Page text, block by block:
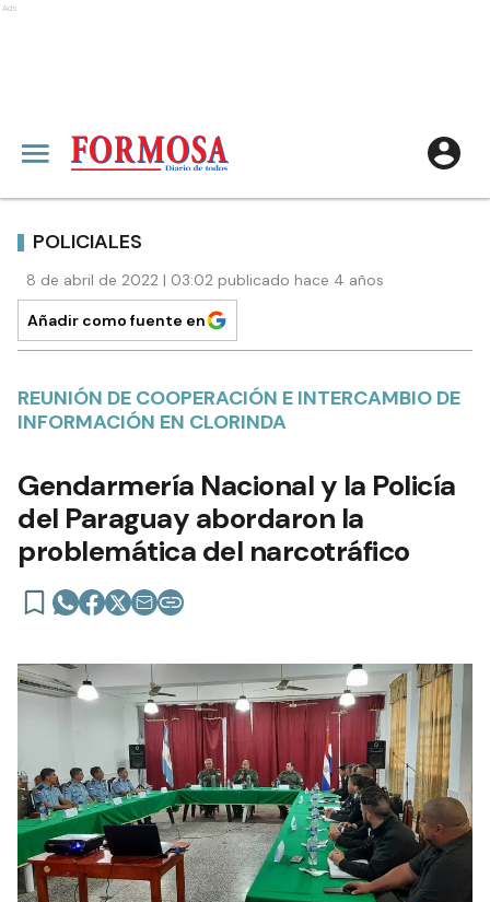
Ads
POLICIALES
8 de abril de 2022 | 03:02 publicado hace 4 años
Añadir como fuente en
REUNIÓN DE COOPERACIÓN E INTERCAMBIO DE
INFORMACIÓN EN CLORINDA
Gendarmería Nacional y la Policía
del Paraguay abordaron la
problemática del narcotráfico